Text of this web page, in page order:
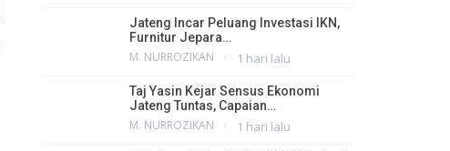
Jateng Incar Peluang Investasi IKN,
Furnitur Jepara…
M. NURROZIKAN 1 hari lalu
Taj Yasin Kejar Sensus Ekonomi
Jateng Tuntas, Capaian…
M. NURROZIKAN 1 hari lalu